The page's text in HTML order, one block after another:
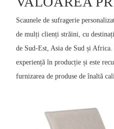
Scaunele de sufragerie
de mulți clienți străini, cu
de Sud-Est, Asia de Sud și
experiență în producție și este
furnizarea de produse de înaltă